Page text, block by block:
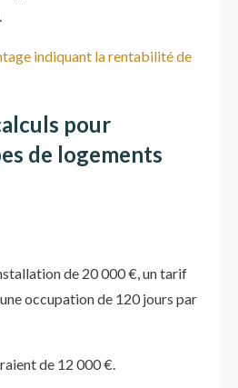
indiquant la rentabilité de
pour
de logements
de 20 000 €, un tarif
occupation de 120 jours par
de 12 000 €.